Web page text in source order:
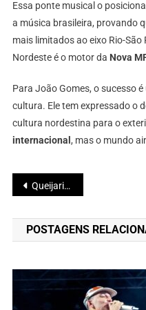
​Essa ponte musical o
a música brasileira, provando
mais limitados ao eixo Rio-
Nordeste é o motor da Nova
​Para João Gomes, o sucesso
cultura. Ele tem expressado o
cultura nordestina para o
internacional , mas o mundo
Navegação
de
Post
Queijaria Vale Verde Brilha e Conquista Ouro com Queijo de Coalho Tradicional no Festival Baiano
POSTAGENS